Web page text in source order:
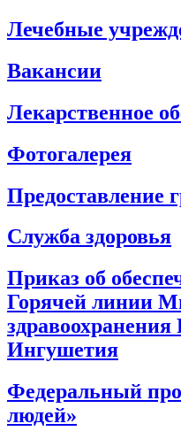
Лечебные
Вакансии
Лекарственное
Фотогалерея
Предоставление
Служба здоровья
Приказ об
Горячей линии
здравоохранения
Ингушетия
Федеральный
людей»